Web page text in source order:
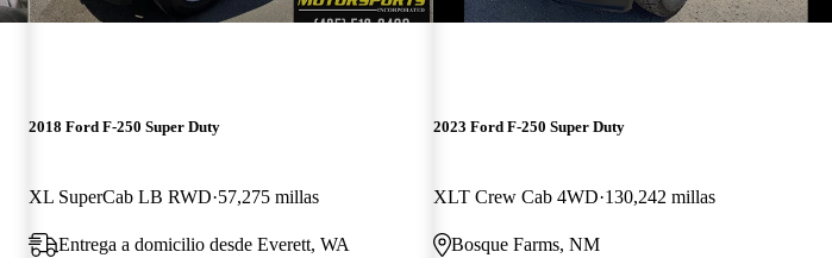
2018 Ford F-250 Super Duty
XL SuperCab LB RWD 57,275 millas
Entrega a domicilio desde Everett, WA
2023 Ford F-250 Super Duty
XLT Crew Cab 4WD 130,242 millas
Bosque Farms, NM